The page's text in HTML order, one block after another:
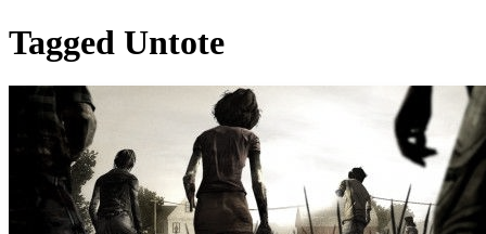
Tagged Untote